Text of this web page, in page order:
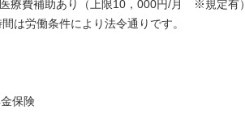
費補助あり（上限10，000円/月 ※規定有）
は労働条件により法令通りです。
保険